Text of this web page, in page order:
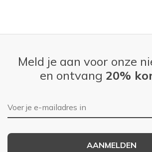
Meld je aan voor onze
en ontvang 20%
E-mailadres
AANMELDEN